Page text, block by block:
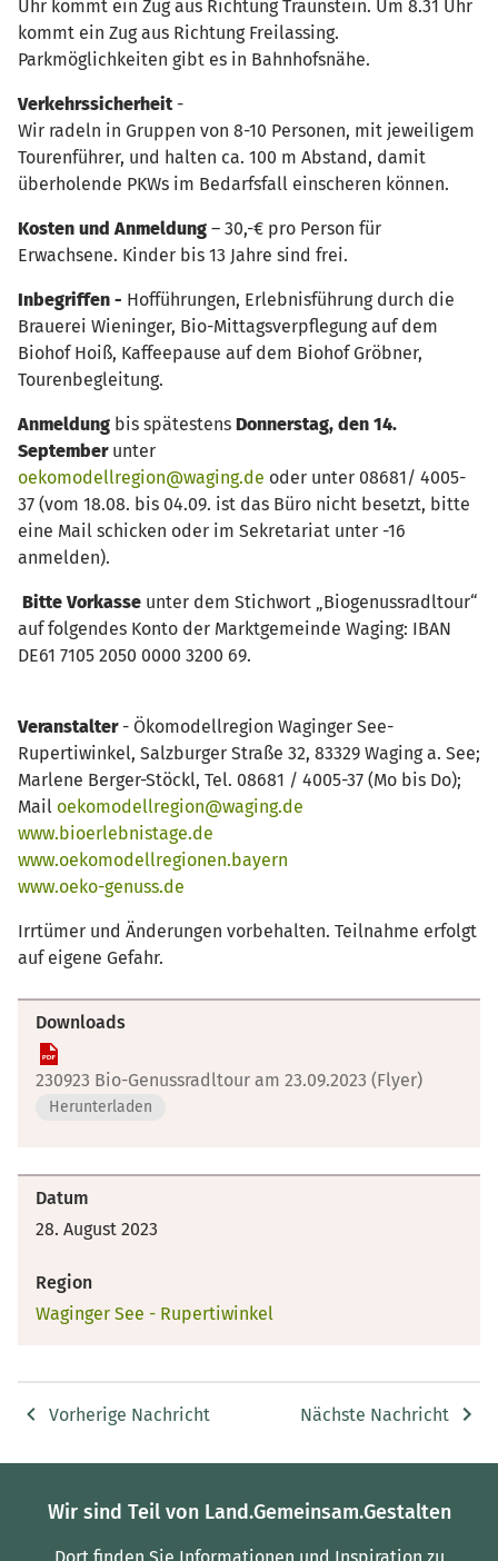
Uhr kommt ein Zug aus Richtung Traunstein. Um 8.31 Uhr
kommt ein Zug aus Richtung Freilassing.
Parkmöglichkeiten gibt es in Bahnhofsnähe.
Verkehrssicherheit-
Wir radeln in Gruppen von 8-10 Personen, mit jeweiligem
Tourenführer, und halten ca. 100 m Abstand, damit
überholende PKWs im Bedarfsfall einscheren können.
Kosten und Anmeldung – 30,-€ pro Person für
Erwachsene. Kinder bis 13 Jahre sind frei.
Inbegriffen - Hofführungen, Erlebnisführung durch die
Brauerei Wieninger, Bio-Mittagsverpflegung auf dem
Biohof Hoiß, Kaffeepause auf dem Biohof Gröbner,
Tourenbegleitung.
Anmeldung bis spätestens Donnerstag, den 14.
Septemberunter
oekomodellregion@waging.de oder unter 08681/ 4005-
37 (vom 18.08. bis 04.09. ist das Büro nicht besetzt, bitte
eine Mail schicken oder im Sekretariat unter -16
anmelden).
Bitte Vorkasse unter dem Stichwort „Biogenussradltour“
auf folgendes Konto der Marktgemeinde Waging: IBAN
DE61 7105 2050 0000 3200 69.
Veranstalter- Ökomodellregion Waginger See-
Rupertiwinkel, Salzburger Straße 32, 83329 Waging a. See;
Marlene Berger-Stöckl, Tel. 08681 / 4005-37 (Mo bis Do);
Mail oekomodellregion@waging.de
www.bioerlebnistage.de
www.oekomodellregionen.bayern
www.oeko-genuss.de
Irrtümer und Änderungen vorbehalten. Teilnahme erfolgt
auf eigene Gefahr.
Downloads
230923 Bio-Genussradltour am 23.09.2023 (Flyer)
Herunterladen
Datum
28. August 2023
Region
Waginger See - Rupertiwinkel
Vorherige Nachricht Nächste Nachricht
Wir sind Teil von Land.Gemeinsam.Gestalten